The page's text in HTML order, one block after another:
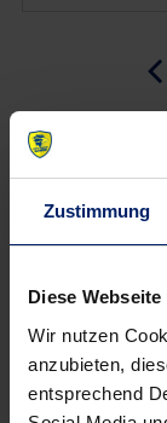
Zustimmung
Diese
Wir nutzen
anzubieten,
entsprechend